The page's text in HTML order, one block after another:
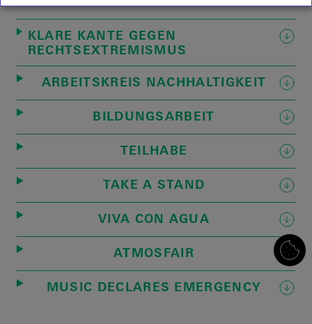
KLARE KANTE GEGEN
RECHTSEXTREMISMUS
ARBEITSKREIS NACHHALTIGKEIT
BILDUNGSARBEIT
TEILHABE
TAKE A STAND
VIVA CON AGUA
ATMOSFAIR
MUSIC DECLARES EMERGENCY